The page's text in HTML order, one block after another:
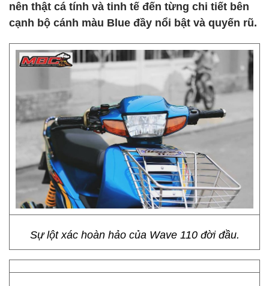
nên thật cá tính và tinh tế đến từng chi tiết bên
cạnh bộ cánh màu Blue đầy nổi bật và quyến rũ.
Sự lột xác hoàn hảo của Wave 110 đời đầu.